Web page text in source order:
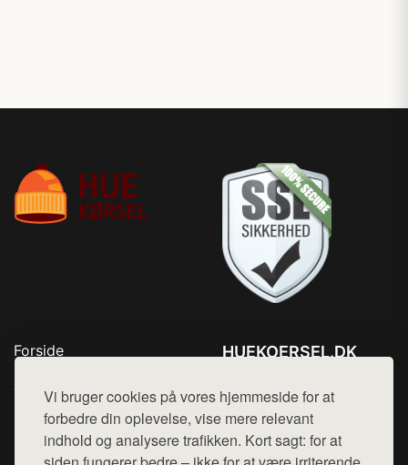
Vi bruger cookies på vores hjemmeside for at
forbedre din oplevelse, vise mere relevant
indhold og analysere trafikken. Kort sagt: for at
Forside
Top Rabatter
Kontakt
HUEKOERSEL.DK
Mail: hej@want.dk
Cookie- og privatlivspolitik